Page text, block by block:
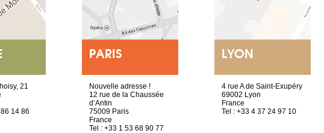
21
14 86
PARIS
Nouvelle adresse !
12 rue de la Chaussée
d’Antin
75009 Paris
France
Tel : +33 1 53 68 90 77
LYON
4 rue A de Saint-Exupéry
69002 Lyon
France
Tel : +33 4 37 24 97 10